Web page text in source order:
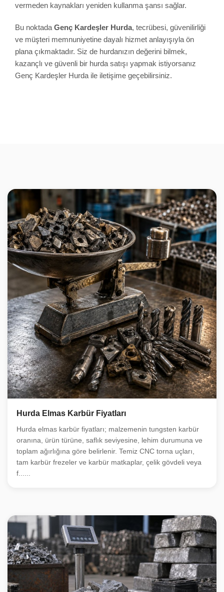
vermeden kaynakları yeniden kullanma şansı sağlar.
Bu noktada Genç Kardeşler Hurda, tecrübesi, güvenilirliği
ve müşteri memnuniyetine dayalı hizmet anlayışıyla ön
plana çıkmaktadır. Siz de hurdanızın değerini bilmek,
kazançlı ve güvenli bir hurda satışı yapmak istiyorsanız
Genç Kardeşler Hurda ile iletişime geçebilirsiniz.
Hurda Elmas Karbür Fiyatları
Hurda elmas karbür fiyatları; malzemenin tungsten karbür
oranına, ürün türüne, saflık seviyesine, lehim durumuna ve
toplam ağırlığına göre belirlenir. Temiz CNC torna uçları,
tam karbür frezeler ve karbür matkaplar, çelik gövdeli veya
f......